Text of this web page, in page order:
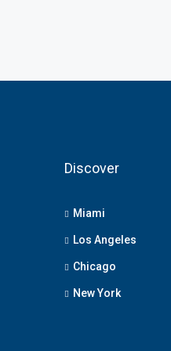
Discover
Miami
Los Angeles
Chicago
New York